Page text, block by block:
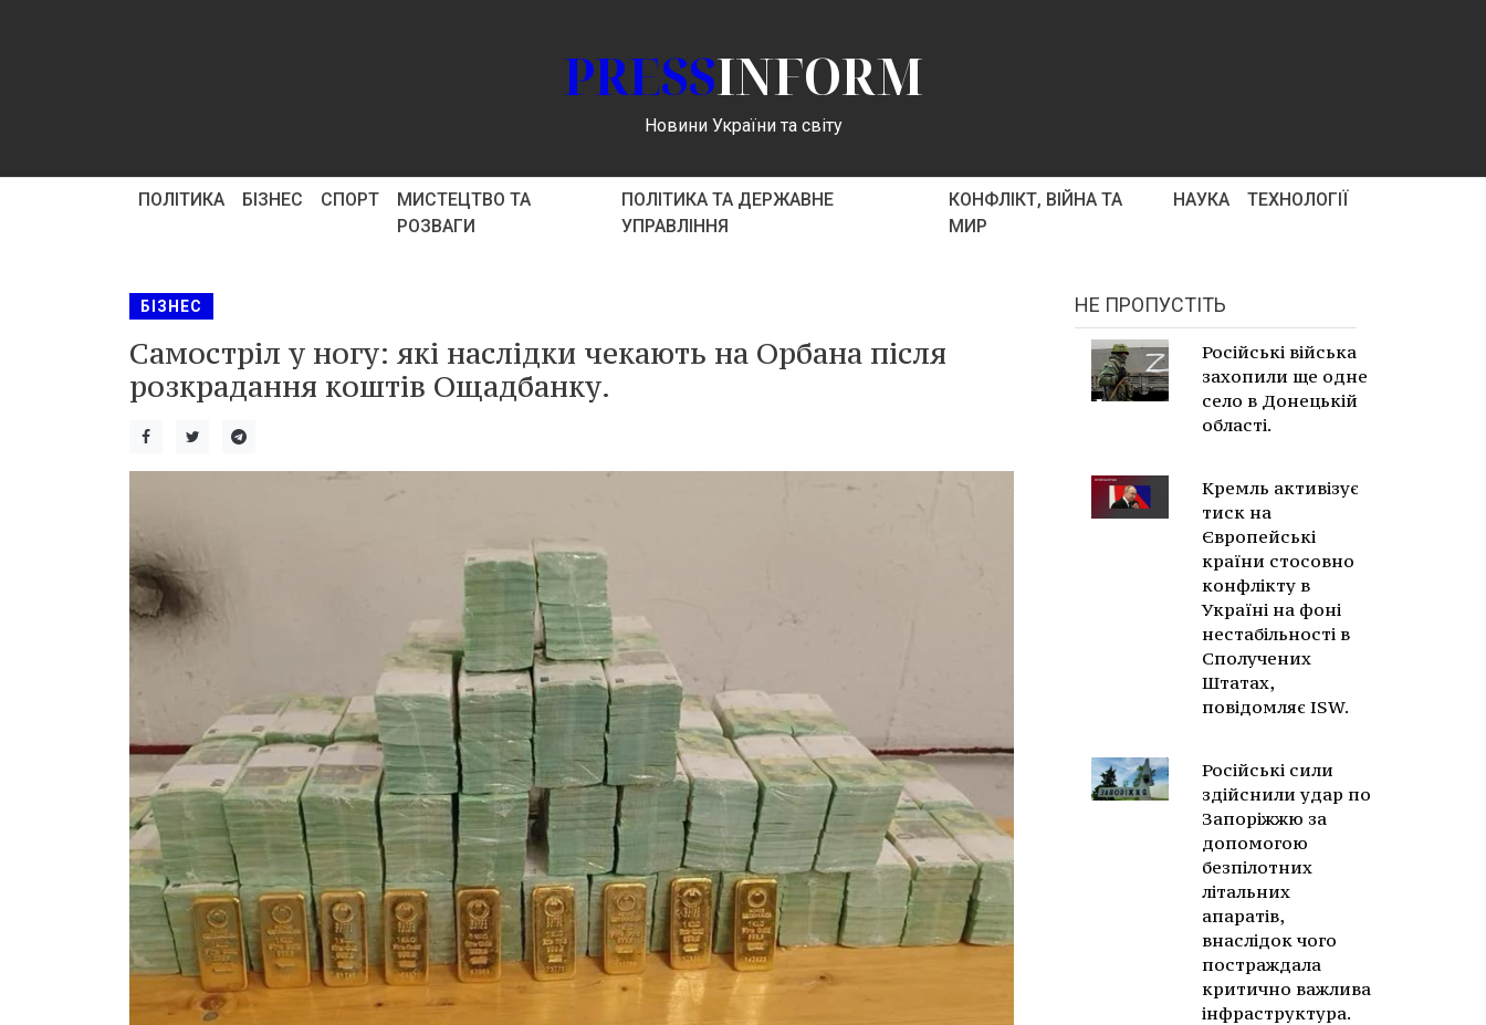
PRESSINFORM
Новини України та світу
ПОЛІТИКА БІЗНЕС СПОРТ
МИСТЕЦТВО ТА
РОЗВАГИ
ПОЛІТИКА ТА ДЕРЖАВНЕ
УПРАВЛІННЯ
КОНФЛІКТ, ВІЙНА ТА
МИР
НАУКА ТЕХНОЛОГІЇ
БІЗНЕС
Самостріл у ногу: які наслідки чекають на Орбана після
розкрадання коштів Ощадбанку.
НЕ ПРОПУСТІТЬ
Російські війська
захопили ще одне
село в Донецькій
області.
Кремль активізує
тиск на
Європейські
країни стосовно
конфлікту в
Україні на фоні
нестабільності в
Сполучених
Штатах,
повідомляє ISW.
Російські сили
здійснили удар по
Запоріжжю за
допомогою
безпілотних
літальних
апаратів,
внаслідок чого
постраждала
критично важлива
інфраструктура.